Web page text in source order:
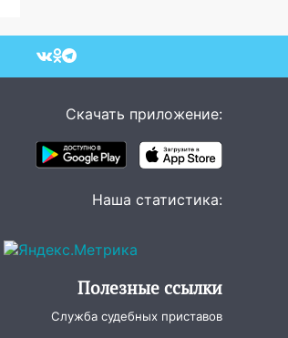
Скачать приложение:
Наша статистика:
Полезные ссылки
Служба судебных приставов